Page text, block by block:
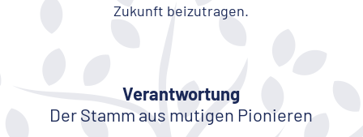
Zukunft beizutragen.
Verantwortung
Der Stamm aus mutigen Pionieren